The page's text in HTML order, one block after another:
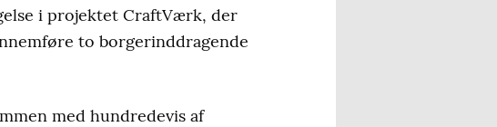
i projektet CraftVærk, der
to borgerinddragende
med hundredevis af